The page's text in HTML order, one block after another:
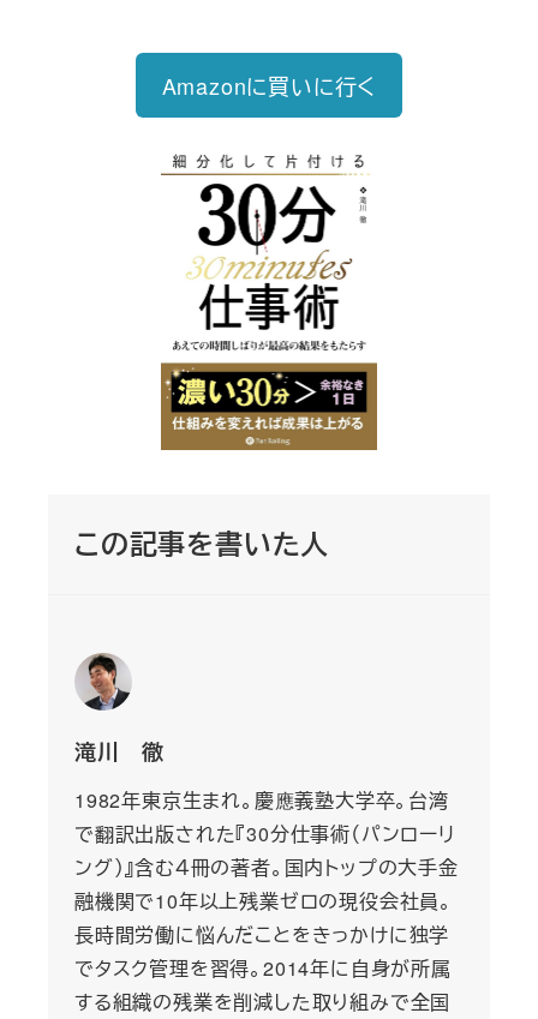
Amazonに買いに行く
この記事を書いた人
滝川 徹
1982年東京生まれ。慶應義塾大学卒。台湾
で翻訳出版された『30分仕事術（パンローリ
ング）』含む４冊の著者。国内トップの大手金
融機関で10年以上残業ゼロの現役会社員。
長時間労働に悩んだことをきっかけに独学
でタスク管理を習得。2014年に自身が所属
する組織の残業を削減した取り組みで全国